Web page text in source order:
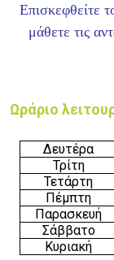
Επισκεφθείτε
μάθετε τις
Ωράριο
Δευτέρα
Τρίτη
Τετάρτη
Πέμπτη
Παρασκευή
Σάββατο
Κυριακή